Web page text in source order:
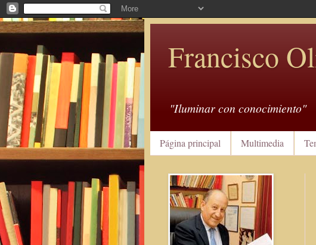
Francisco
"Iluminar con conocimiento"
Página principal Multimedia